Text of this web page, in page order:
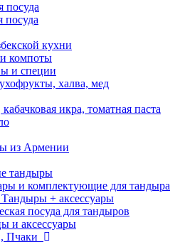
посуда
посуда
кухни
компоты
и специи
халва, мед
икра, томатная паста
из Армении
тандыры
и комплектующие для тандыра
+ аксессуары
посуда для тандыров
и аксессуары
Пчаки